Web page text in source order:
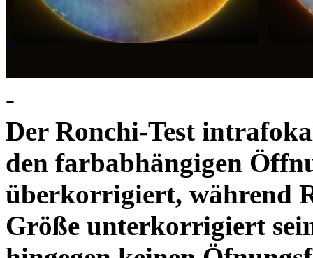
-
Der Ronchi-Test
den farbabhängigen
überkorrigiert, während
Größe unterkorrigiert